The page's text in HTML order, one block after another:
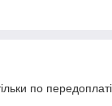
по передоплаті.